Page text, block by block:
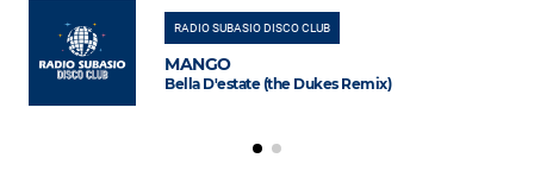
RADIO SUBASIO DISCO CLUB
MANGO
Bella D'estate (the Dukes Remix)